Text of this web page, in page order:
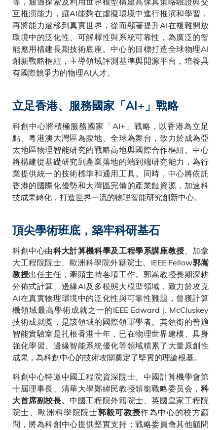
互推演能力，讓AI能夠在虛擬環境中進行推演和學習，
再將能力遷移到真實世界，從而顯著提升AI在複雜開放
環境中的泛化性、可解釋性與系統可靠性，為廣泛的智
能應用構建長期技術底座。中心的目標打造全球物理AI
創新戰略樞紐，主導領域評測基準與開源平台，培養具
有國際競爭力的物理AI人才。
立足香港、服務國家「AI+」戰略
科創中心將積極服務國家「AI+」戰略，以香港為立足
點、粵港澳大灣區為腹地、全球為舞台，致力於成為亞
太地區物理智能研究的戰略高地與國際合作樞紐。中心
將構建從基礎研究到產業落地的端到端研究能力，為行
業提供統一的技術標準和通用工具。同時，中心將依託
香港的國際化優勢和大灣區完備的產業鏈資源，加速科
技成果轉化，打造世界一流的物理智能研究創新中心。
頂尖學術班底，築牢科研基石
科創中心由科大計算機科學及工程學系講座教授 、加拿
大工程院院士、歐洲科學院外籍院士、IEEE Fellow郭嵩
教授出任主任，牽頭主持各項工作。郭嵩教授長期深耕
分佈式計算、邊緣AI及多模態大模型領域，致力於攻克
AI在真實物理環境中的泛化性與可靠性難題，曾獲計算
機領域最高學術成就之一的IEEE Edward J. McCluskey
技術成就獎，是該領域的國際領軍學者。其領銜的普適
智能實驗室是扎根香港十年，已在物理世界建模、具身
強化學習、邊緣智能系統優化等領域積累了大量原創性
成果，為科創中心的技術攻關奠定了堅實的理論根基。
科創中心特邀中國工程院資深院士、中國計算機學會第
十屆理事長、清華大學鄭緯民教授領銜戰略委员会， 科
大首席副校長、中國工程院外籍院士、英國皇家工程院
院士、歐洲科學院院士郭毅可教授作為中心的校方顧
問，將為科創中心提供堅實支持；戰略委員會其他顧問